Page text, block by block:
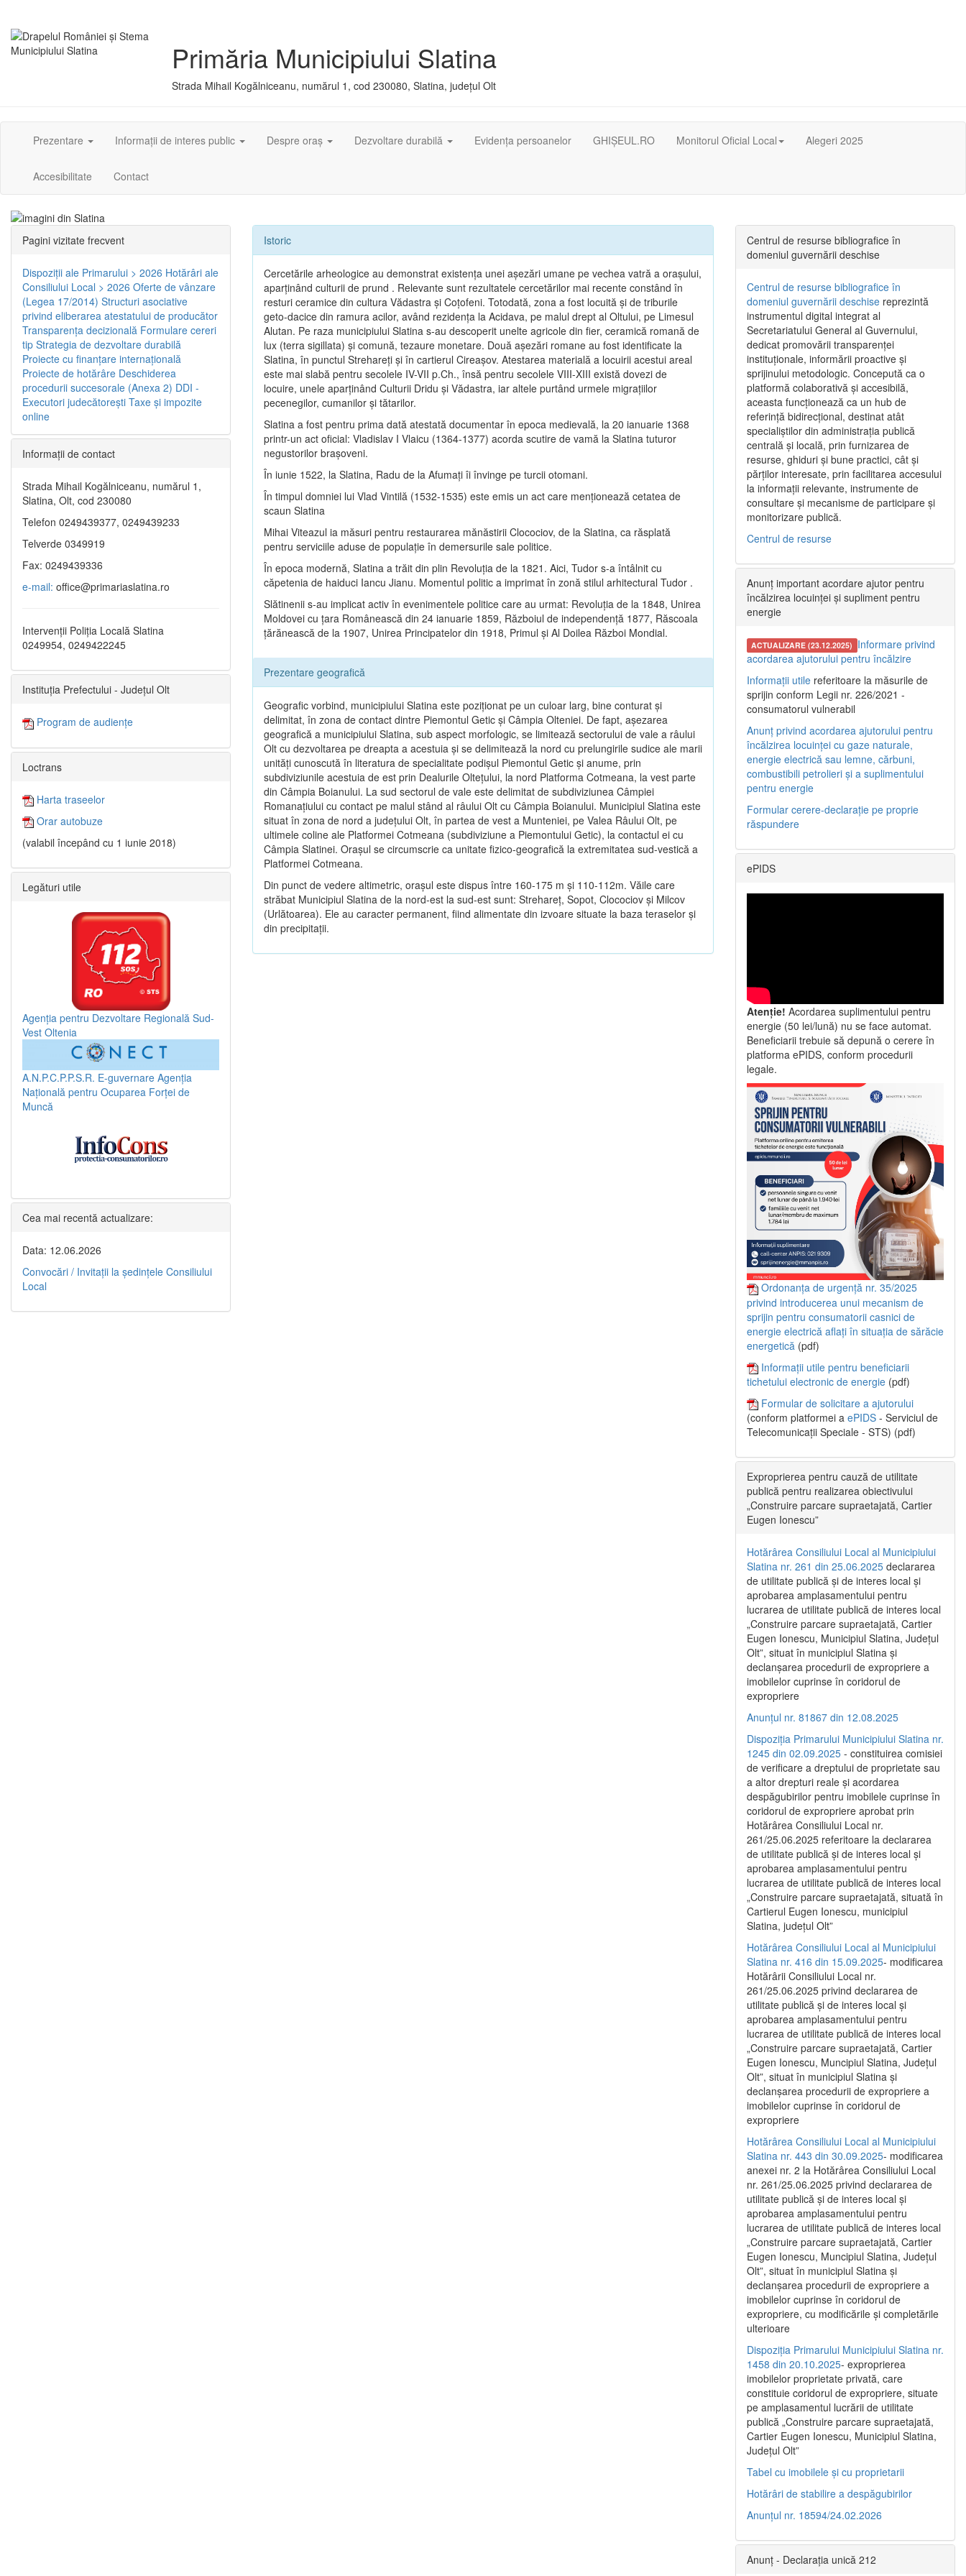
Primăria Municipiului Slatina
Strada Mihail Kogălniceanu, numărul 1, cod 230080, Slatina, județul Olt
Prezentare Informații de interes public Despre oraș Dezvoltare durabilă Evidența persoanelor GHIȘEUL.RO Monitorul Oficial Local Alegeri 2025
Accesibilitate Contact
Istoric
Cercetările arheologice au demonstrat existenţa unei aşezări umane pe vechea vatră a oraşului,
aparţinând culturii de prund . Relevante sunt rezultatele cercetărilor mai recente constând în
resturi ceramice din cultura Vădastra şi Coţofeni. Totodată, zona a fost locuită şi de triburile
geto-dacice din ramura acilor, având rezidenţa la Acidava, pe malul drept al Oltului, pe Limesul
Alutan. Pe raza municipiului Slatina s-au descoperit unelte agricole din fier, ceramică romană de
lux (terra sigillata) şi comună, tezaure monetare. Două aşezări romane au fost identificate la
Slatina, în punctul Strehareţi şi în cartierul Cireaşov. Atestarea materială a locuirii acestui areal
este mai slabă pentru secolele IV-VII p.Ch., însă pentru secolele VIII-XIII există dovezi de
locuire, unele aparţinând Culturii Dridu şi Vădastra, iar altele purtând urmele migraţiilor
pecenegilor, cumanilor şi tătarilor.
Slatina a fost pentru prima dată atestată documentar în epoca medievală, la 20 ianuarie 1368
printr-un act oficial: Vladislav I Vlaicu (1364-1377) acorda scutire de vamă la Slatina tuturor
negustorilor braşoveni.
În iunie 1522, la Slatina, Radu de la Afumaţi îi învinge pe turcii otomani.
În timpul domniei lui Vlad Vintilă (1532-1535) este emis un act care menţionează cetatea de
scaun Slatina
Mihai Viteazul ia măsuri pentru restaurarea mănăstirii Clocociov, de la Slatina, ca răsplată
pentru serviciile aduse de populaţie în demersurile sale politice.
În epoca modernă, Slatina a trăit din plin Revoluţia de la 1821. Aici, Tudor s-a întâlnit cu
căpetenia de haiduci Iancu Jianu. Momentul politic a imprimat în zonă stilul arhitectural Tudor .
Slătinenii s-au implicat activ în evenimentele politice care au urmat: Revoluţia de la 1848, Unirea
Moldovei cu ţara Românească din 24 ianuarie 1859, Războiul de independenţă 1877, Răscoala
ţărănească de la 1907, Unirea Principatelor din 1918, Primul şi Al Doilea Război Mondial.
Prezentare geografică
Geografic vorbind, municipiului Slatina este poziţionat pe un culoar larg, bine conturat şi
delimitat, în zona de contact dintre Piemontul Getic şi Câmpia Olteniei. De fapt, aşezarea
geografică a municipiului Slatina, sub aspect morfologic, se limitează sectorului de vale a râului
Olt cu dezvoltarea pe dreapta a acestuia şi se delimitează la nord cu prelungirile sudice ale marii
unităţi cunoscută în literatura de specialitate podişul Piemontul Getic şi anume, prin
subdiviziunile acestuia de est prin Dealurile Olteţului, la nord Platforma Cotmeana, la vest parte
din Câmpia Boianului. La sud sectorul de vale este delimitat de subdiviziunea Câmpiei
Romanaţiului cu contact pe malul stând al râului Olt cu Câmpia Boianului. Municipiul Slatina este
situat în zona de nord a judeţului Olt, în partea de vest a Munteniei, pe Valea Râului Olt, pe
ultimele coline ale Platformei Cotmeana (subdiviziune a Piemontului Getic), la contactul ei cu
Câmpia Slatinei. Oraşul se circumscrie ca unitate fizico-geografică la extremitatea sud-vestică a
Platformei Cotmeana.
Din punct de vedere altimetric, oraşul este dispus între 160-175 m şi 110-112m. Văile care
străbat Municipiul Slatina de la nord-est la sud-est sunt: Strehareţ, Sopot, Clocociov şi Milcov
(Urlătoarea). Ele au caracter permanent, fiind alimentate din izvoare situate la baza teraselor şi
din precipitaţii.
Pagini vizitate frecvent
Dispoziţii ale Primarului > 2026 Hotărâri ale
Consiliului Local > 2026 Oferte de vânzare
(Legea 17/2014) Structuri asociative
privind eliberarea atestatului de producător
Transparenţa decizională Formulare cereri
tip Strategia de dezvoltare durabilă
Proiecte cu finanţare internaţională
Proiecte de hotărâre Deschiderea
procedurii succesorale (Anexa 2) DDI -
Executori judecătorești Taxe şi impozite
online
Informaţii de contact
Strada Mihail Kogălniceanu, numărul 1,
Slatina, Olt, cod 230080
Telefon 0249439377, 0249439233
Telverde 0349919
Fax: 0249439336
e-mail: office@primariaslatina.ro
Intervenții Poliția Locală Slatina
0249954, 0249422245
Instituția Prefectului - Județul Olt
Program de audiențe
Loctrans
Harta traseelor
Orar autobuze
(valabil începând cu 1 iunie 2018)
Legături utile
Agenția pentru Dezvoltare Regională Sud-
Vest Oltenia
A.N.P.C.P.P.S.R. E-guvernare Agenția
Națională pentru Ocuparea Forței de
Muncă
Cea mai recentă actualizare:
Data: 12.06.2026
Convocări / Invitaţii la şedinţele Consiliului
Local
Centrul de resurse bibliografice în
domeniul guvernării deschise
Centrul de resurse bibliografice în
domeniul guvernării deschise reprezintă
instrumentul digital integrat al
Secretariatului General al Guvernului,
dedicat promovării transparenței
instituționale, informării proactive și
sprijinului metodologic. Concepută ca o
platformă colaborativă și accesibilă,
aceasta funcționează ca un hub de
referință bidirecțional, destinat atât
specialiștilor din administrația publică
centrală și locală, prin furnizarea de
resurse, ghiduri și bune practici, cât și
părților interesate, prin facilitarea accesului
la informații relevante, instrumente de
consultare și mecanisme de participare și
monitorizare publică.
Centrul de resurse
Anunț important acordare ajutor pentru
încălzirea locuinței și supliment pentru
energie
ACTUALIZARE (23.12.2025) Informare privind
acordarea ajutorului pentru încălzire
Informații utile referitoare la măsurile de
sprijin conform Legii nr. 226/2021 -
consumatorul vulnerabil
Anunț privind acordarea ajutorului pentru
încălzirea locuinței cu gaze naturale,
energie electrică sau lemne, cărbuni,
combustibili petrolieri și a suplimentului
pentru energie
Formular cerere-declarație pe proprie
răspundere
ePIDS
Atenție! Acordarea suplimentului pentru
energie (50 lei/lună) nu se face automat.
Beneficiarii trebuie să depună o cerere în
platforma ePIDS, conform procedurii
legale.
Ordonanța de urgență nr. 35/2025
privind introducerea unui mecanism de
sprijin pentru consumatorii casnici de
energie electrică aflați în situația de sărăcie
energetică (pdf)
Informații utile pentru beneficiarii
tichetului electronic de energie (pdf)
Formular de solicitare a ajutorului
(conform platformei a ePIDS - Serviciul de
Telecomunicații Speciale - STS) (pdf)
Exproprierea pentru cauză de utilitate
publică pentru realizarea obiectivului
„Construire parcare supraetajată, Cartier
Eugen Ionescu”
Hotărârea Consiliului Local al Municipiului
Slatina nr. 261 din 25.06.2025 declararea
de utilitate publică și de interes local și
aprobarea amplasamentului pentru
lucrarea de utilitate publică de interes local
„Construire parcare supraetajată, Cartier
Eugen Ionescu, Municipiul Slatina, Județul
Olt”, situat în municipiul Slatina și
declanșarea procedurii de expropriere a
imobilelor cuprinse în coridorul de
expropriere
Anunțul nr. 81867 din 12.08.2025
Dispoziția Primarului Municipiului Slatina nr.
1245 din 02.09.2025 - constituirea comisiei
de verificare a dreptului de proprietate sau
a altor drepturi reale și acordarea
despăgubirilor pentru imobilele cuprinse în
coridorul de expropriere aprobat prin
Hotărârea Consiliului Local nr.
261/25.06.2025 referitoare la declararea
de utilitate publică și de interes local și
aprobarea amplasamentului pentru
lucrarea de utilitate publică de interes local
„Construire parcare supraetajată, situată în
Cartierul Eugen Ionescu, municipiul
Slatina, județul Olt”
Hotărârea Consiliului Local al Municipiului
Slatina nr. 416 din 15.09.2025- modificarea
Hotărârii Consiliului Local nr.
261/25.06.2025 privind declararea de
utilitate publică și de interes local și
aprobarea amplasamentului pentru
lucrarea de utilitate publică de interes local
„Construire parcare supraetajată, Cartier
Eugen Ionescu, Muncipiul Slatina, Județul
Olt”, situat în municipiul Slatina și
declanșarea procedurii de expropriere a
imobilelor cuprinse în coridorul de
expropriere
Hotărârea Consiliului Local al Municipiului
Slatina nr. 443 din 30.09.2025- modificarea
anexei nr. 2 la Hotărârea Consiliului Local
nr. 261/25.06.2025 privind declararea de
utilitate publică şi de interes local şi
aprobarea amplasamentului pentru
lucrarea de utilitate publică de interes local
„Construire parcare supraetajată, Cartier
Eugen Ionescu, Muncipiul Slatina, Judeţul
Olt”, situat în municipiul Slatina şi
declanşarea procedurii de expropriere a
imobilelor cuprinse în coridorul de
expropriere, cu modificările şi completările
ulterioare
Dispoziția Primarului Municipiului Slatina nr.
1458 din 20.10.2025- exproprierea
imobilelor proprietate privată, care
constituie coridorul de expropriere, situate
pe amplasamentul lucrării de utilitate
publică „Construire parcare supraetajată,
Cartier Eugen Ionescu, Municipiul Slatina,
Județul Olt”
Tabel cu imobilele și cu proprietarii
Hotărâri de stabilire a despăgubirilor
Anunțul nr. 18594/24.02.2026
Anunț - Declarația unică 212